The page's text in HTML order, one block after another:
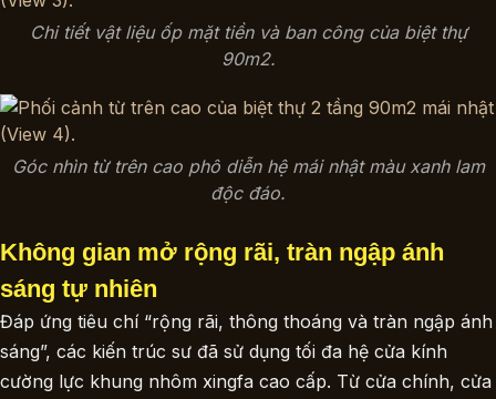
Chi tiết vật liệu ốp mặt tiền và ban công của biệt thự
90m2.
Góc nhìn từ trên cao phô diễn hệ mái nhật màu xanh lam
độc đáo.
Không gian mở rộng rãi, tràn ngập ánh
sáng tự nhiên
Đáp ứng tiêu chí “rộng rãi, thông thoáng và tràn ngập ánh
sáng”, các kiến trúc sư đã sử dụng tối đa hệ cửa kính
cường lực khung nhôm xingfa cao cấp. Từ cửa chính, cửa